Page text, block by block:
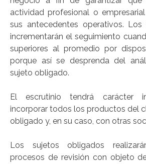
actividad profesional o
sus antecedentes operativos.
incrementarán el seguimiento
superiores al promedio por
porque así se desprenda del
sujeto obligado.
El escrutinio tendrá carácter
incorporar todos los productos del
obligado y, en su caso, con otras
Los sujetos obligados
procesos de revisión con objeto